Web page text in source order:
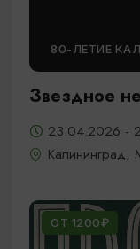
80-ЛЕТИЕ
Звездное
23.04.2026 -
Калининград,
ОТ 1200₽